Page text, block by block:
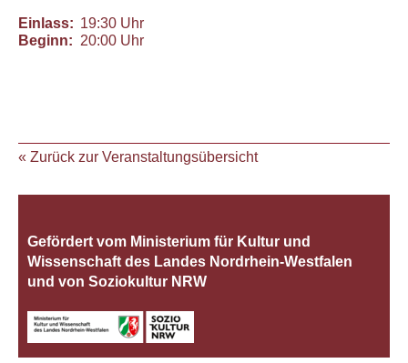
Einlass: 19:30 Uhr
Beginn: 20:00 Uhr
« Zurück zur Veranstaltungsübersicht
Gefördert vom Ministerium für Kultur und
Wissenschaft des Landes Nordrhein‐Westfalen
und von Soziokultur NRW